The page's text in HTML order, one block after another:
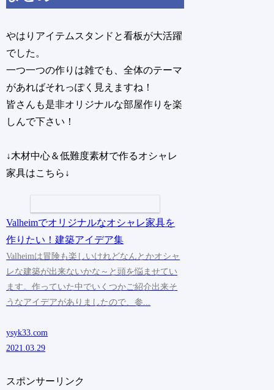
やはりアイテムスタンドと看板が大活躍
でした。
一つ一つの作りは雑でも、全体のテーマ
があればそれっぽく見えますね！
皆さんも是非オリジナルな部屋作りを楽
しんで下さい！
↓木材中心＆低難度素材で作るオシャレ
家具はこちら↓
Valheimでオリジナルなオシャレ家具を
作りたい！建築アイデア集
Valheimは冒険も楽しいけれどなんとかオシャ
レな建築が出来ないかな～と頭を悩ませてい
ます。作っていた中でいくつかご紹介出来そ
うなアイデアがありましたので、参...
ysyk33.com
2021.03.29
スポンサーリンク